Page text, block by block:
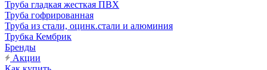
Труба гладкая жесткая ПВХ
Труба гофрированная
Труба из стали, оцинк.стали и алюминия
Трубка Кембрик
Бренды
Акции